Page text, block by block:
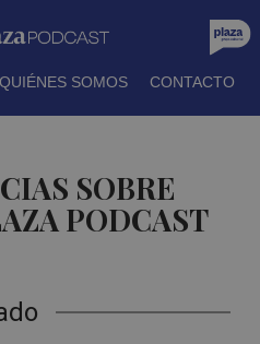
QUIÉNES SOMOS CONTACTO
SOBRE
PODCAST